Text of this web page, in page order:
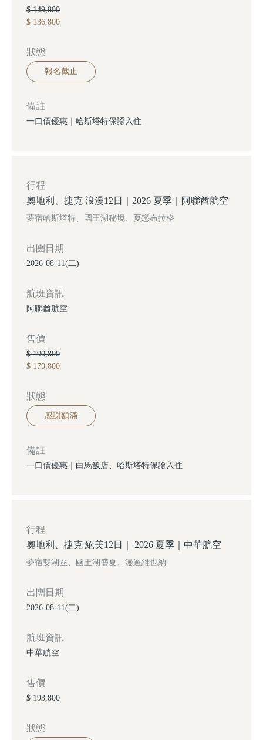
$ 149,800
$ 136,800
狀態
報名截止
備註
一口價優惠｜哈斯塔特保證入住
出團日期
2026-08-11(二)
行程
奧地利、捷克 浪漫12日｜2026 夏季｜阿聯酋航空
夢宿哈斯塔特、國王湖秘境、夏戀布拉格
航班資訊
阿聯酋航空
售價
$ 190,800
$ 179,800
狀態
感謝額滿
備註
一口價優惠｜白馬飯店、哈斯塔特保證入住
出團日期
2026-08-11(二)
行程
奧地利、捷克 絕美12日｜ 2026 夏季｜中華航空
夢宿雙湖區、國王湖盛夏、漫遊維也納
航班資訊
中華航空
售價
$ 193,800
狀態